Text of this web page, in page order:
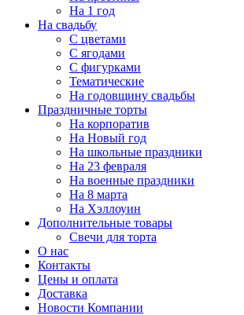
На 1 год
На свадьбу
С цветами
С ягодами
С фигурками
Тематические
На годовщину свадьбы
Праздничные торты
На корпоратив
На Новый год
На школьные праздники
На 23 февраля
На военные праздники
На 8 марта
На Хэллоуин
Дополнительные товары
Свечи для торта
О нас
Контакты
Цены и оплата
Доставка
Новости Компании